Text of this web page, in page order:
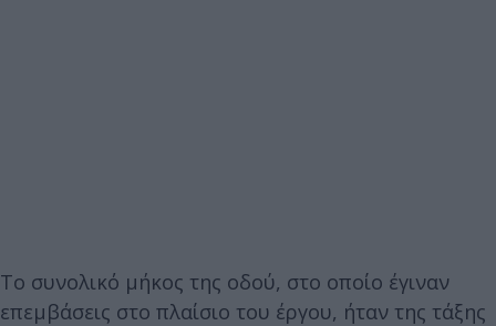
Το συνολικό μήκος της οδού, στο οποίο έγιναν
επεμβάσεις στο πλαίσιο του έργου, ήταν της τάξης